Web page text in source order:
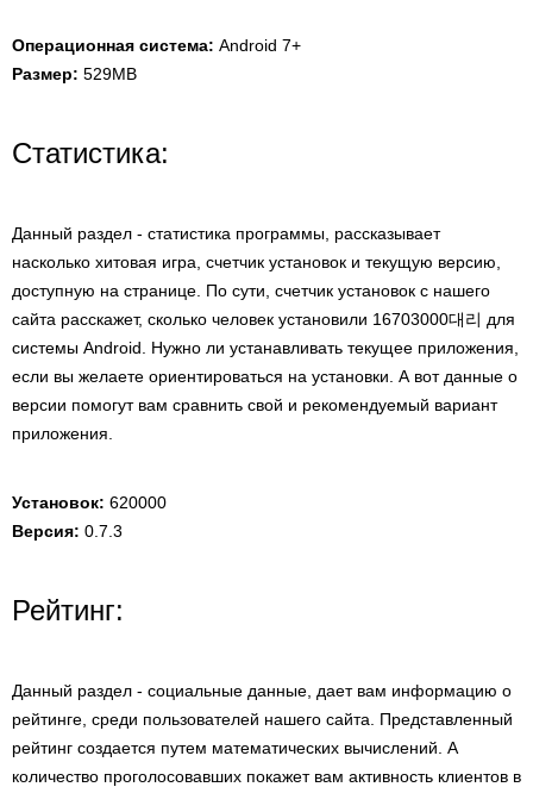
Операционная система: Android 7+
Размер: 529MB
Статистика:
Данный раздел - статистика программы, рассказывает
насколько хитовая игра, счетчик установок и текущую версию,
доступную на странице. По сути, счетчик установок с нашего
сайта расскажет, сколько человек установили 16703000대리 для
системы Android. Нужно ли устанавливать текущее приложения,
если вы желаете ориентироваться на установки. А вот данные о
версии помогут вам сравнить свой и рекомендуемый вариант
приложения.
Установок: 620000
Версия: 0.7.3
Рейтинг:
Данный раздел - социальные данные, дает вам информацию о
рейтинге, среди пользователей нашего сайта. Представленный
рейтинг создается путем математических вычислений. А
количество проголосовавших покажет вам активность клиентов в